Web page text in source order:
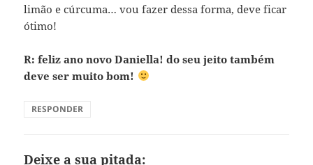
limão e cúrcuma… vou fazer dessa forma, deve ficar
ótimo!
R: feliz ano novo Daniella! do seu jeito também
deve ser muito bom!
RESPONDER
Deixe a sua pitada: